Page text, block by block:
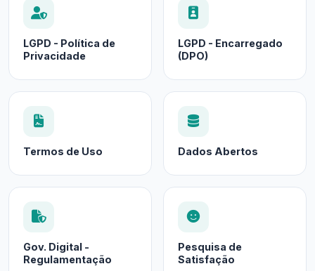
LGPD - Política de
Privacidade
LGPD - Encarregado
(DPO)
Termos de Uso Dados Abertos
Gov. Digital -
Regulamentação
Pesquisa de
Satisfação